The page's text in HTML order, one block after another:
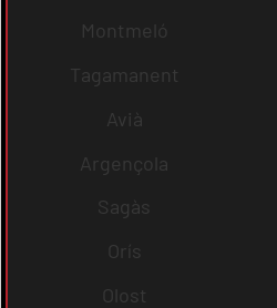
Montmeló
Tagamanent
Avià
Argençola
Sagàs
Orís
Olost